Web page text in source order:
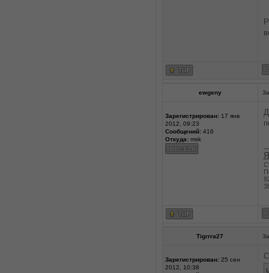
ewgeny
Зарегистрирован:17 янв
2012, 09:23
Сообщений:416
Откуда:msk
Tigrrra27
Зарегистрирован:25 сен
2012, 10:38